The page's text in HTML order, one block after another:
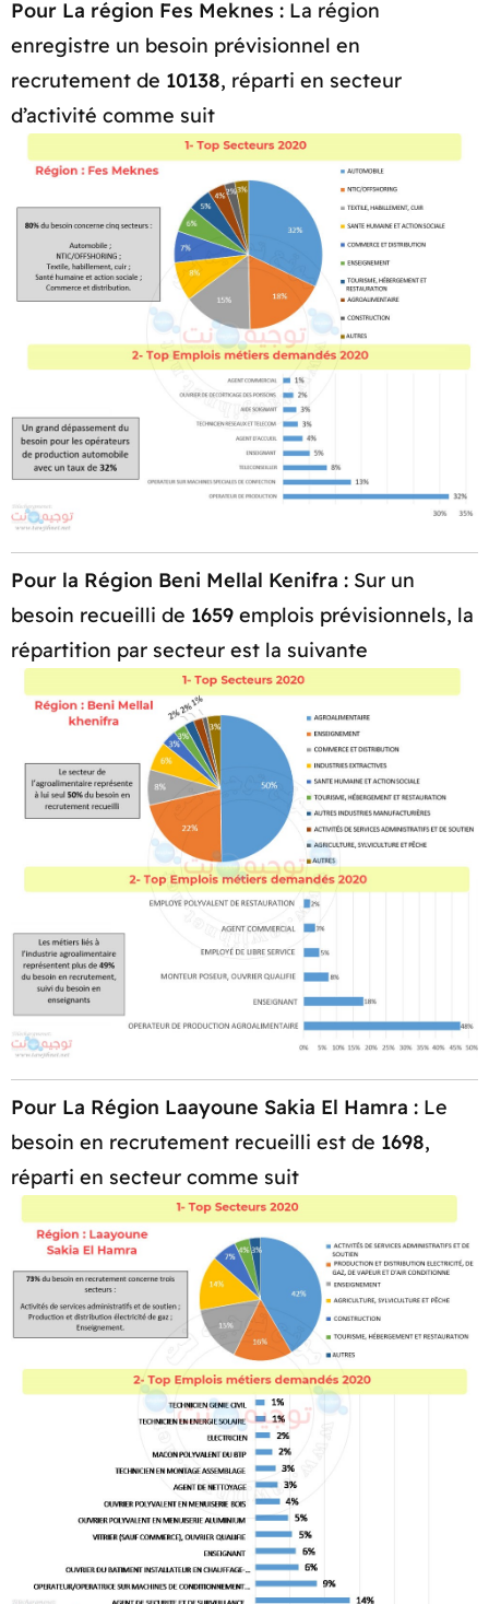
Pour La région Fes Meknes : La région
enregistre un besoin prévisionnel en
recrutement de 10138, réparti en secteur
d’activité comme suit​
Pour la Région Beni Mellal Kenifra : Sur un
besoin recueilli de 1659 emplois prévisionnels, la
répartition par secteur est la suivante​
Pour La Région Laayoune Sakia El Hamra : Le
besoin en recrutement recueilli est de 1698,
réparti en secteur comme suit​